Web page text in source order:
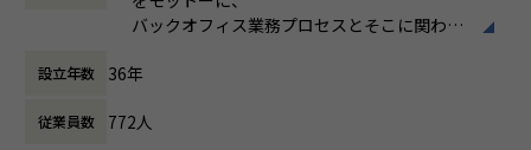
・開発に強いホープス！そのため上流～下流工程まで案件の
・上流工程やマネジメント、コンサルタントにステップアッ
境を求め、ホープスへご入社。
・Oさん（50代前半）
運用担当として従事。
SAPコンサルタントとして組織を一緒に作っていただける方
ホープスは、ERP・ERP周辺のシステム開発・導入、
休憩時間： 60分
バックオフィス業務プロセスとそこに関わる
企業競争力を向上させることを使命としてい
設立年数 36年
従業員数 772人